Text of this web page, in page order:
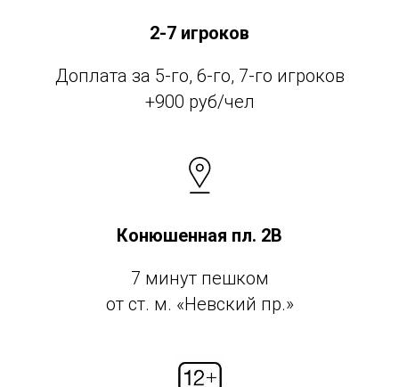
2-7 игроков
Доплата за 5-го, 6-го, 7-го игроков
+900 руб/чел
Конюшенная пл. 2В
7 минут пешком
от ст. м. «Невский пр.»